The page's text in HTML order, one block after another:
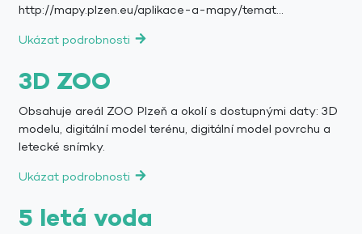
http://mapy.plzen.eu/aplikace-a-mapy/temat...
Ukázat podrobnosti
3D ZOO
Obsahuje areál ZOO Plzeň a okolí s dostupnými daty: 3D
modelu, digitální model terénu, digitální model povrchu a
letecké snímky.
Ukázat podrobnosti
5 letá voda